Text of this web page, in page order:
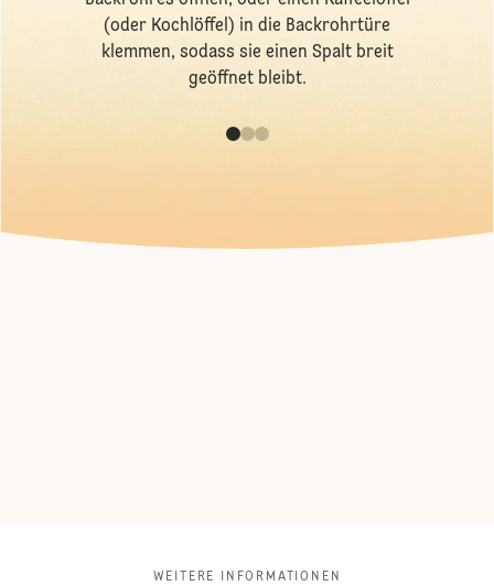
(oder Kochlöffel) in die Backrohrtüre
klemmen, sodass sie einen Spalt breit
geöffnet bleibt.
WEITERE INFORMATIONEN